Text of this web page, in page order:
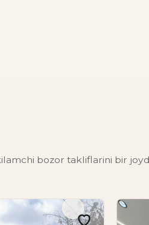
bozor takliflarini bir